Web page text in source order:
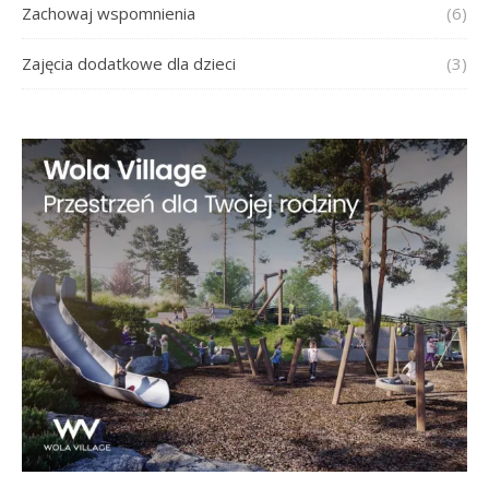
Zachowaj wspomnienia (6)
Zajęcia dodatkowe dla dzieci (3)